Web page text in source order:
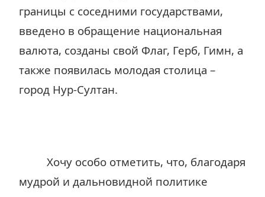
границы с соседними государствами,
введено в обращение национальная
валюта, созданы свой Флаг, Герб, Гимн, а
также появилась молодая столица –
город Нур-Султан.
Хочу особо отметить, что, благодаря
мудрой и дальновидной политике